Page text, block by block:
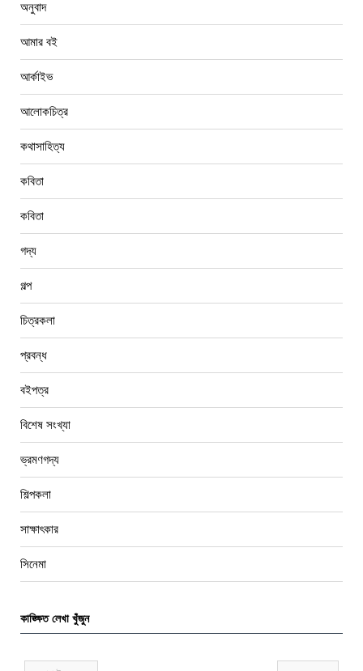
অনুবাদ
আমার বই
আর্কাইভ
আলোকচিত্র
কথাসাহিত্য
কবিতা
কবিতা
গদ্য
গল্প
চিত্রকলা
প্রবন্ধ
বইপত্র
বিশেষ সংখ্যা
ভ্রমণগদ্য
শিল্পকলা
সাক্ষাৎকার
সিনেমা
কাঙ্ক্ষিত লেখা খুঁজুন